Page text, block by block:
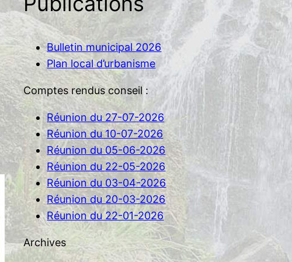
h
e
r
c
h
e
r
Bulletin municipal 2026
Plan local d’urbanisme
Comptes rendus conseil :
Réunion du 27-07-2026
Réunion du 10-07-2026
Réunion du 05-06-2026
Réunion du 22-05-2026
Réunion du 03-04-2026
Réunion du 20-03-2026
Réunion du 22-01-2026
Archives